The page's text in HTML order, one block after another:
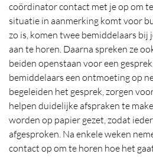
coördinator contact met je op om
situatie in aanmerking komt voor
zo is, komen twee bemiddelaars bij
aan te horen. Daarna spreken ze
beiden openstaan voor een
bemiddelaars een ontmoeting op
begeleiden het gesprek, zorgen
helpen duidelijke afspraken te
worden op papier gezet, zodat
afgesproken. Na enkele weken
contact op om te horen hoe het